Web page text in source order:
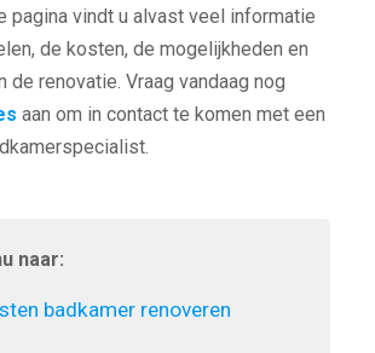
pagina vindt u alvast veel informatie
de kosten, de mogelijkheden en
de renovatie. Vraag vandaag nog
aan om in contact te komen met een
naar:
badkamer renoveren